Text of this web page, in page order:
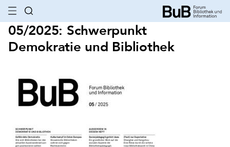
05/2025: Schwerpunkt
Demokratie und Bibliothek